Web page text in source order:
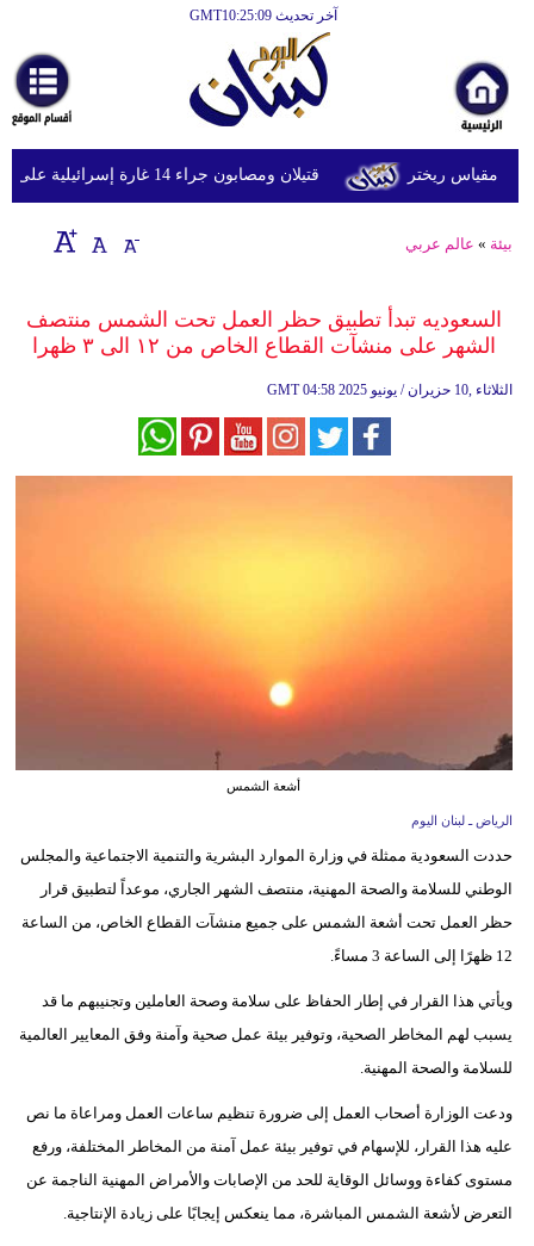
آخر تحديث GMT10:25:09
أخبارعاجلة
رياضة
ثقافة
إقتصاد
وموسيقى
أزياء
إسلامية
بيئة
أبراج
فيديو
قتيلان ومصابون جراء 14 غارة إسرائيلية على شرق وجنوب لبنان
بيئة » عالم عربي
السعوديه تبدأ تطبيق حظر العمل تحت الشمس منتصف
الشهر على منشآت القطاع الخاص من ١٢ الى ٣ ظهرا
GMT 04:58 2025 الثلاثاء ,10 حزيران / يونيو
أشعة الشمس
الرياض ـ لبنان اليوم
حددت السعودية ممثلة في وزارة الموارد البشرية والتنمية الاجتماعية والمجلس
الوطني للسلامة والصحة المهنية، منتصف الشهر الجاري، موعداً لتطبيق قرار
حظر العمل تحت أشعة الشمس على جميع منشآت القطاع الخاص، من الساعة
12 ظهرًا إلى الساعة 3 مساءً.
ويأتي هذا القرار في إطار الحفاظ على سلامة وصحة العاملين وتجنيبهم ما قد
يسبب لهم المخاطر الصحية، وتوفير بيئة عمل صحية وآمنة وفق المعايير العالمية
للسلامة والصحة المهنية.
ودعت الوزارة أصحاب العمل إلى ضرورة تنظيم ساعات العمل ومراعاة ما نص
عليه هذا القرار، للإسهام في توفير بيئة عمل آمنة من المخاطر المختلفة، ورفع
مستوى كفاءة ووسائل الوقاية للحد من الإصابات والأمراض المهنية الناجمة عن
التعرض لأشعة الشمس المباشرة، مما ينعكس إيجابًا على زيادة الإنتاجية.